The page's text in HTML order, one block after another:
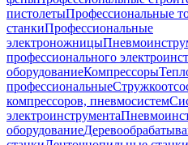
пистолетыПрофессиональные
станкиПрофессиональные
электроножницы
профессионального
оборудованиеКомпрессоры
профессиональные
компрессоров, пневмосистем
электроинструмента
оборудование